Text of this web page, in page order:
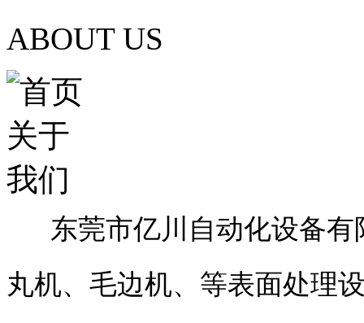
ABOUT US
东莞市亿川自动化设备有
丸机、毛边机、等表面处理